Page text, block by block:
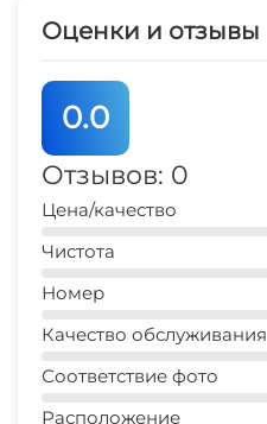
Оценки и отзывы
0.0
Отзывов: 0
Цена/качество
Чистота
Номер
Качество обслуживания
Соответствие фото
Расположение